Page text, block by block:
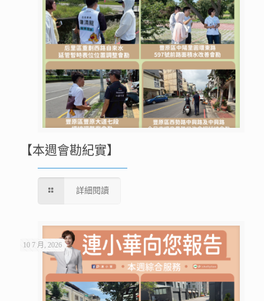
【本週會勘紀實】
詳細閱讀
10 7 月, 2026